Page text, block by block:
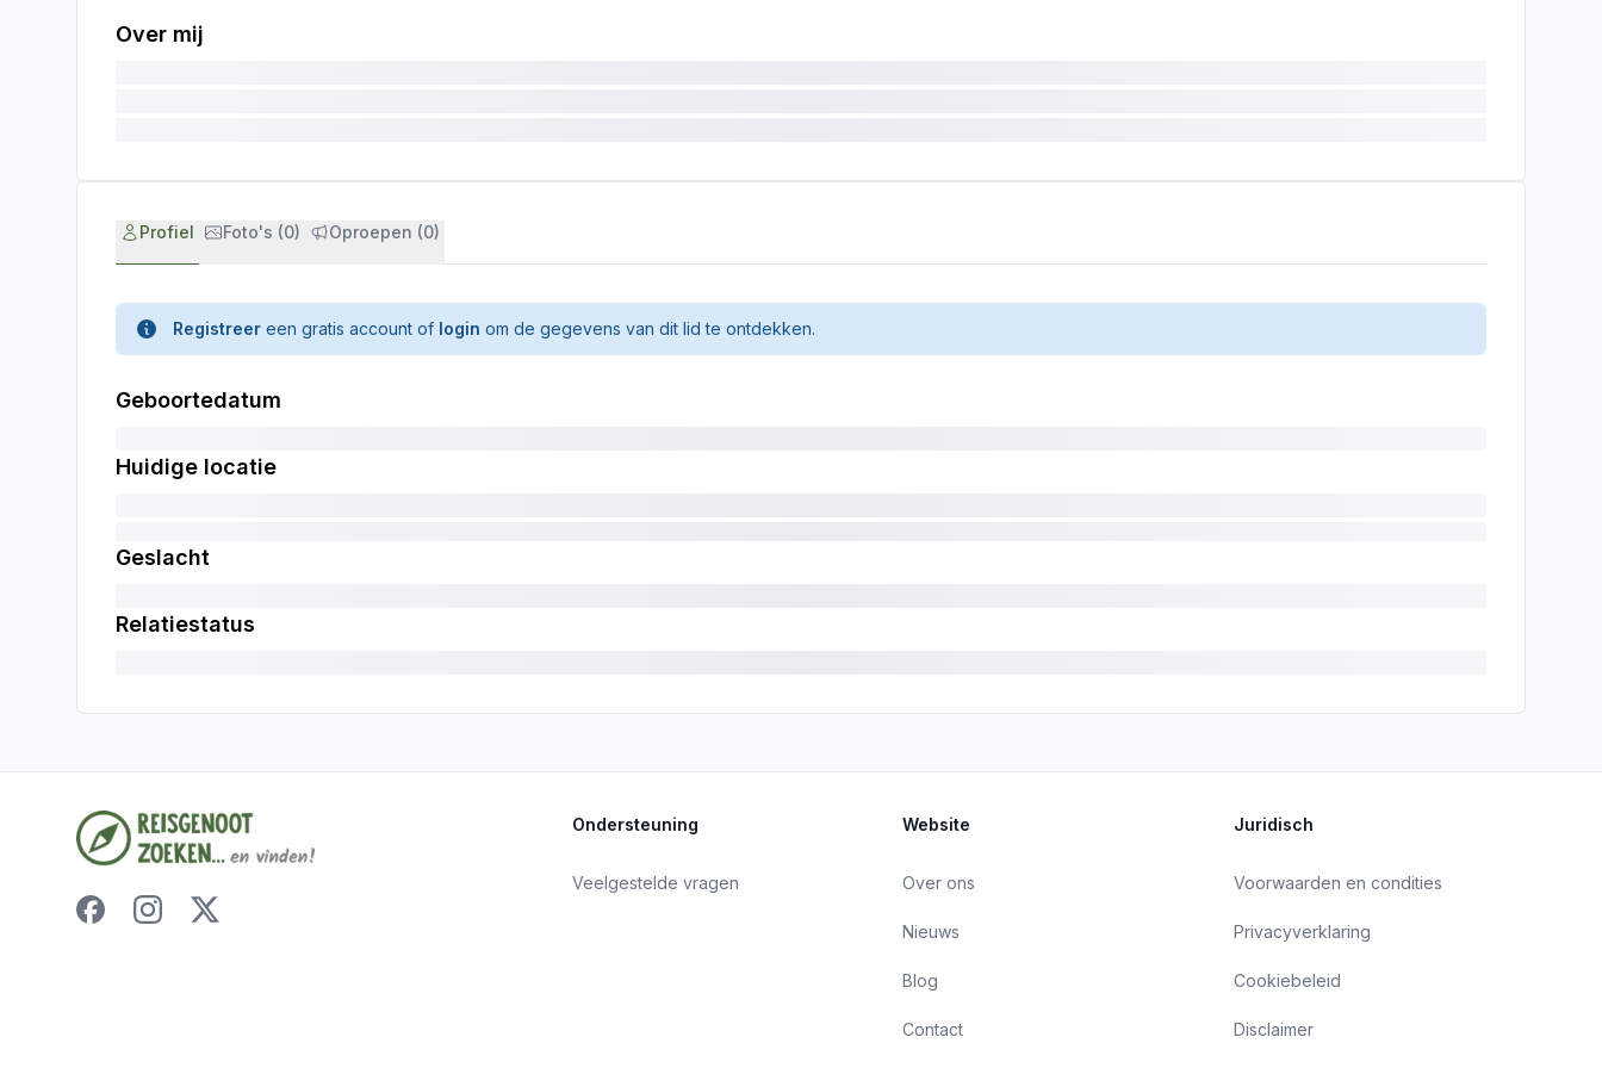
Over mij
Profiel Foto's (0) Oproepen (0)
Registreer een gratis account of login om de gegevens van dit lid te ontdekken.
Geboortedatum
Huidige locatie
Geslacht
Relatiestatus
Ondersteuning
Veelgestelde vragen
Website
Over ons
Nieuws
Blog
Contact
Juridisch
Voorwaarden en condities
Privacyverklaring
Cookiebeleid
Disclaimer